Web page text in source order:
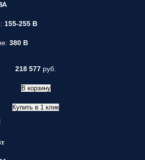
155-255 В
380 В
218 577 руб.
В корзину
Купить в 1 клик